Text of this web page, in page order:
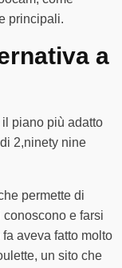
principali.
a
il piano più adatto
2,ninety nine
permette di
e farsi
aveva fatto molto
un sito che